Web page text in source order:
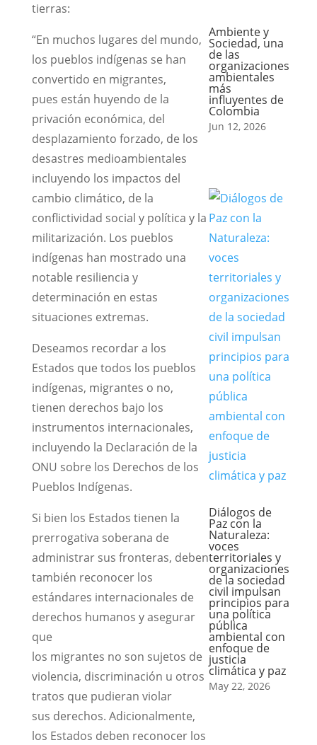
tierras:
“En muchos lugares del mundo,
los pueblos indígenas se han
convertido en migrantes,
pues están huyendo de la
privación económica, del
desplazamiento forzado, de los
desastres medioambientales
incluyendo los impactos del
cambio climático, de la
conflictividad social y política y la
militarización. Los pueblos
indígenas han mostrado una
notable resiliencia y
determinación en estas
situaciones extremas.
Deseamos recordar a los
Estados que todos los pueblos
indígenas, migrantes o no,
tienen derechos bajo los
instrumentos internacionales,
incluyendo la Declaración de la
ONU sobre los Derechos de los
Pueblos Indígenas.
Si bien los Estados tienen la
prerrogativa soberana de
administrar sus fronteras, deben
también reconocer los
estándares internacionales de
derechos humanos y asegurar
que
los migrantes no son sujetos de
violencia, discriminación u otros
tratos que pudieran violar
sus derechos. Adicionalmente,
los Estados deben reconocer los
Ambiente y
Sociedad, una
de las
organizaciones
ambientales
más
influyentes de
Colombia
Jun 12, 2026
Diálogos de
Paz con la
Naturaleza:
voces
territoriales y
organizaciones
de la sociedad
civil impulsan
principios para
una política
pública
ambiental con
enfoque de
justicia
climática y paz
May 22, 2026